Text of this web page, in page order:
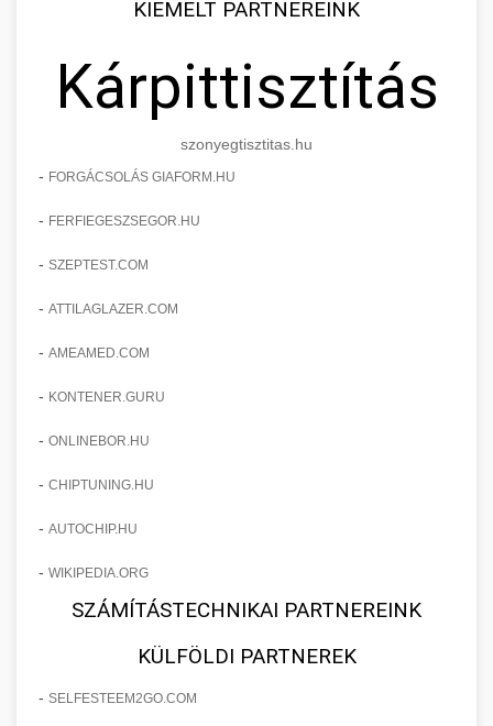
KIEMELT PARTNEREINK
Kárpittisztítás
szonyegtisztitas.hu
- FORGÁCSOLÁS GIAFORM.HU
- FERFIEGESZSEGOR.HU
- SZEPTEST.COM
- ATTILAGLAZER.COM
- AMEAMED.COM
- KONTENER.GURU
- ONLINEBOR.HU
- CHIPTUNING.HU
- AUTOCHIP.HU
- WIKIPEDIA.ORG
SZÁMÍTÁSTECHNIKAI PARTNEREINK
KÜLFÖLDI PARTNEREK
- SELFESTEEM2GO.COM